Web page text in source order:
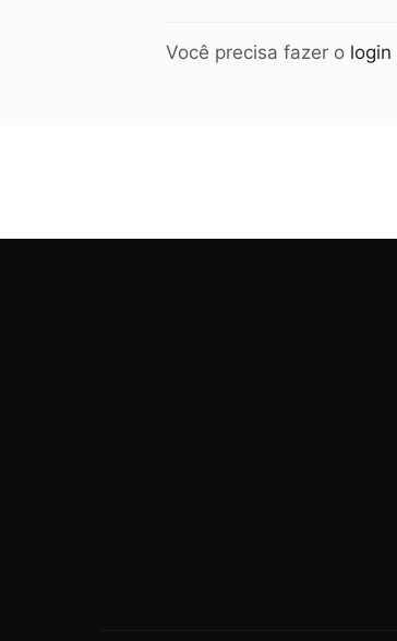
Você precisa fazer o login